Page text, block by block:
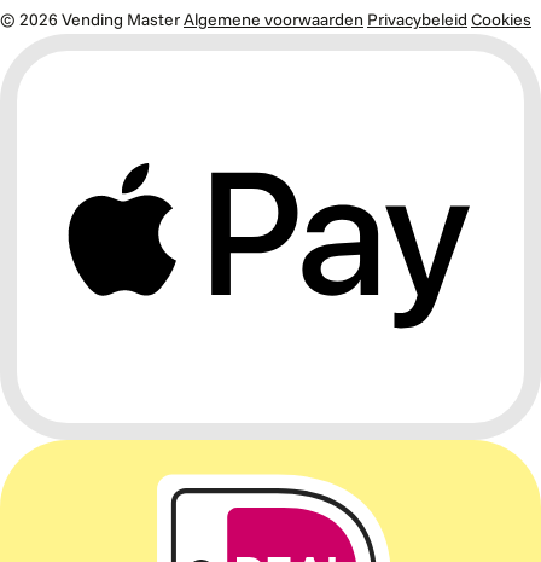
© 2026 Vending MasterAlgemene voorwaarden Privacybeleid Cookies